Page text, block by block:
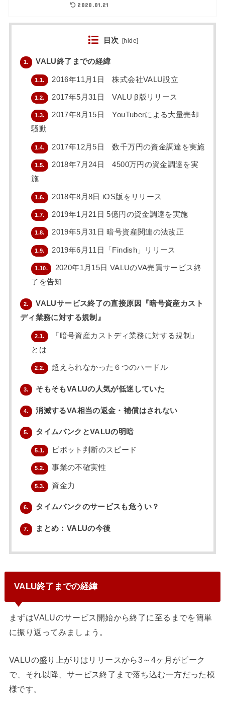
2020.01.21
目次 [hide]
1. VALU終了までの経緯
1.1. 2016年11月1日 株式会社VALU設立
1.2. 2017年5月31日 VALU β版リリース
1.3.
2017年8月15日 YouTuberによる大量売却
騒動
1.4. 2017年12月5日 数千万円の資金調達を実施
1.5.
2018年7月24日 4500万円の資金調達を実
施
1.6. 2018年8月8日 iOS版をリリース
1.7. 2019年1月21日 5億円の資金調達を実施
1.8. 2019年5月31日 暗号資産関連の法改正
1.9. 2019年6月11日「Findish」リリース
1.10.
2020年1月15日 VALUのVA売買サービス終
了を告知
2.
VALUサービス終了の直接原因『暗号資産カスト
ディ業務に対する規制』
2.1.
『暗号資産カストディ業務に対する規制』
とは
2.2. 超えられなかった６つのハードル
3. そもそもVALUの人気が低迷していた
4. 消滅するVA相当の返金・補償はされない
5. タイムバンクとVALUの明暗
5.1. ピボット判断のスピード
5.2. 事業の不確実性
5.3. 資金力
6. タイムバンクのサービスも危うい？
7. まとめ：VALUの今後
VALU終了までの経緯
まずはVALUのサービス開始から終了に至るまでを簡単
に振り返ってみましょう。
VALUの盛り上がりはリリースから3～4ヶ月がピーク
で、それ以降、サービス終了まで落ち込む一方だった模
様です。